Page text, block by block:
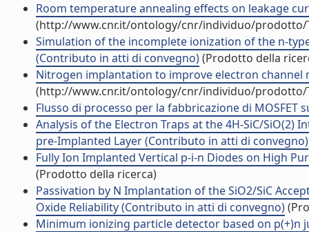
Room temperature annealing effects on leakage
(http://www.cnr.it/ontology/cnr/individuo/prodotto/
Simulation of the incomplete ionization of the n-
(Contributo in atti di convegno)(Prodotto della
Nitrogen implantation to improve electron channel
(http://www.cnr.it/ontology/cnr/individuo/prodotto/
Flusso di processo per la fabbricazione di MOSFET
Analysis of the Electron Traps at the 4H-SiC/SiO(2)
pre-Implanted Layer (Contributo in atti di convegno)
Fully Ion Implanted Vertical p-i-n Diodes on High
(Prodotto della ricerca)
Passivation by N Implantation of the SiO2/SiC
Oxide Reliability (Contributo in atti di convegno)
Minimum ionizing particle detector based on p(+)n